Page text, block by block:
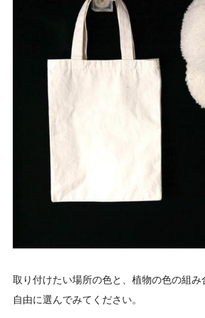
取り付けたい場所の色と、植物の色の組み
自由に選んでみてください。